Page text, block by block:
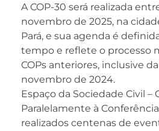
A COP-30 será realizada
novembro de 2025, na
Pará, e sua agenda é
tempo e reflete o processo
COPs anteriores, inclusive
novembro de 2024.
Espaço da Sociedade Civil –
Paralelamente à
realizados centenas de